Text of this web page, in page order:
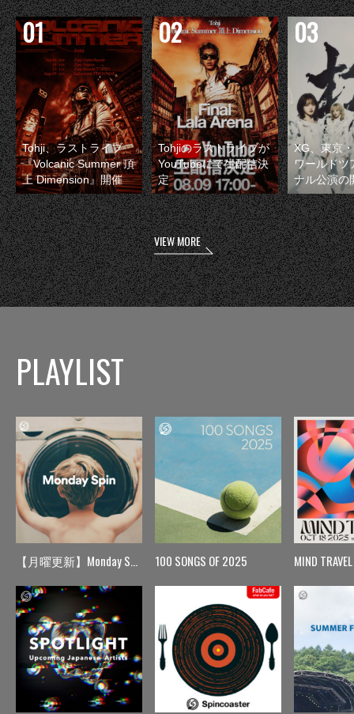
Tohji、ラストライブ
『Volcanic Summer 頂
上 Dimension』開催
Tohjiのラストライブが
YouTubeにて生配信決
定
XG、東京
ワールドツ
ナル公演の
VIEW MORE
PLAYLIST
【月曜更新】Monday Spin 100 SONGS OF 2025 MIND TRAVEL